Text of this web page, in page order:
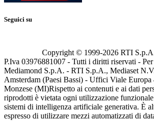
Seguici su
Copyright © 1999-2026 RTI
P.Iva 03976881007 - Tutti i diritti riservati -
Mediamond S.p.A. - RTI S.p.A., Mediaset
Amsterdam (Paesi Bassi) - Uffici Viale
Monzese (MI)Rispetto ai contenuti e ai dati
riprodotti è vietata ogni utilizzazione funzionale
sistemi di intelligenza artificiale generativa. È
espresso di utilizzare mezzi automatizzati di